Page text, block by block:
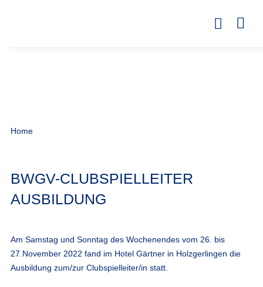
Home
BWGV-CLUBSPIELLEITER
AUSBILDUNG
Am Samstag und Sonntag des Wochenendes vom 26. bis
27.November 2022 fand im Hotel Gärtner in Holzgerlingen die
Ausbildung zum/zur Clubspielleiter/in statt.